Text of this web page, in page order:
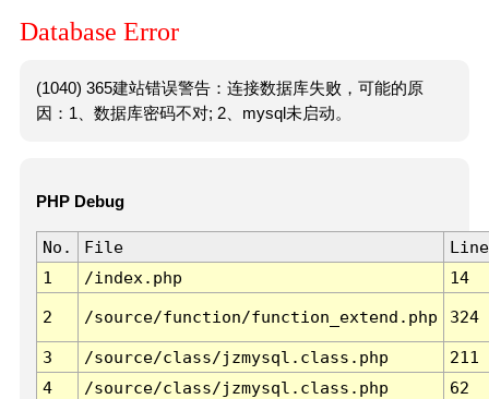
Database Error
(1040) 365建站错误警告：连接数据库失败，可能的原
因：1、数据库密码不对; 2、mysql未启动。
PHP Debug
No. File
Line
1
/index.php 14
2 /source/function/function_extend.php 324
3 /source/class/jzmysql.class.php
211
4
/source/class/jzmysql.class.php
62